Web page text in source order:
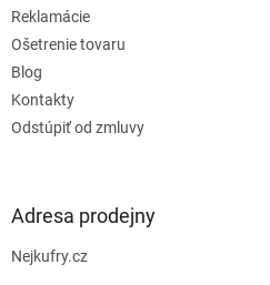
Reklamácie
Ošetrenie tovaru
Blog
Kontakty
Odstúpiť od zmluvy
Adresa prodejny
Nejkufry.cz